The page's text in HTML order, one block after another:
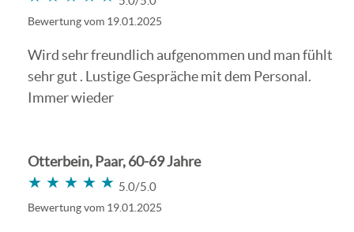
Bewertung vom 19.01.2025
Wird sehr freundlich aufgenommen und man fühlt
sehr gut . Lustige Gespräche mit dem Personal.
Immer wieder
Otterbein, Paar, 60-69 Jahre
★★★★★
★★★★★ 5.0/5.0
Bewertung vom 19.01.2025